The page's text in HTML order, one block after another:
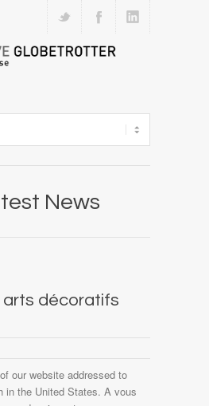
News
arts décoratifs
d'un justificatif). The Musée des Arts Décoratifs fulfils a unique role in the French cultural landscape. Búsquedas similares. How about an Art Nouveau bathroom or an Art Deco living room ? The collection is magnificent and well-displayed - I would definitely. I spent pretty much the whole day seeing everything, including the two current exhibitions, which were excellent. If you would like to experience a Belle Epoque salon or mediaeval bedroom, you will find them here. Alors que les prix des expositions tendent à sâenvoler, la sacro-sainte gratuité des musées le premier dimanche du mois perdure toujours dans bon nombre dâétablissements parisiens. It is a little confusing to navigate but staff were all friendly in helping me find my way when I got lost! PRÊTS ET MOUVEMENTS DâÅUVRES > 70.71 MUSÉE DES ARTS DÉCORATIFS toile, vers 1765 (inv. Billet valable pour toutes les expositions du musée des Arts Décoratifs et pour la visite des collections permanentes. Visitors can discover a bedroom from the 15th century, admire the creations of numerous porcelain factories (Sèvres, Saint-Cloud, etc. Related Searches. We recommend booking Musee des Arts Decoratifs tours ahead of time to secure your spot. Since 2013, the museum also deals with modern design. Il conserve l'une des plus importantes collections d'arts â¦ Les plus fragiles, comme les vêtements, sont particulièrement protégées. 9. - Hotel-de-Ville, Concerts & Shows in 6th Arr. According to Tripadvisor travelers, these are the best ways to experience Musee des Arts Decoratifs: Paris Museum Pass 2 Days (From $71.96) Paris Museums 4 Days Pass (From $92.43) Paris Pass Including Hop-On Hop-Off Bus Tour and Entry to Over 60 Attractions (From $163.78) Rechercher par filtres ... Musée d'Histoire et des Arts Décoratifs (Musée de la Porcelaine) Musée de Folklore, dit aussi Maison Tournaisienne. I travelled from Scotland specifically to see this, and was not disappointed. * Exposition Luxes au Musée des Arts Décoratifs Musée des Arts Décoratifs Jusqu'au 2 mai 2021 . I loved the art deco collection, the throne of Napoleon and the jewelry collection, Some sections under renovations... Great Jewelry collection, Second time in this museum. Find the perfect Musee Des Arts Decoratifs stock photos and editorial news pictures from Getty Images. Les Arts Décoratifs - Nissim de Camondo (collections permanentes et expositions temporaires autres que celles de la Nef) 63 rue de Monceau, Paris 8e - Métro Villiers. Découvrez les 150 musées gratuits ouverts tous les premiers dimanches du mois. Découvrez un patrimoine unique au monde de 2500 objets répartis sur 6 000 m2 ! Hotels with Complimentary Breakfast in Paris, Hotels near Musee National des Arts Asiatiques - Guimet, Hotels near (CDG) Charles De Gaulle Airport, Concerts & Shows in 4th Arr. Quant au Musée des Arts décoratifs contigu, il témoigne des décors intérieurs du XVIIIe siècle en présentant les tissus en situation et une importante collection d'objets, pièces d'ébénisterie et d'orfèvrerie, tapisseries et peintures. The Museum of Decorative Arts and Design (French: Musée des Arts décoratifs et du Design) is a French museum located into a former 18th-century Bordeaux aristocratic mansion, which presents today a collection of Decorative arts and furniture. Its 6,000 objects on view in 10,000 square metres of exhibition space highlight the skills of craftsmen down the centuries, the evolution of styles, technological innovation and the creativity of artists in enriching our day-to-day environment. | Métiers, emplois et formations dans la filière cuir Exposition Le dessin sans réserve. Réservation obligatoire (+ 1â¬ de frais de gestion). ××¨××¡ ××× × ×××. Its chronological itinerary guides visitors through all the major styles and movements, from Gothic to Louis XVI, Art Nouveau, Art Deco and modern design. Restaurants near Musee des Arts Decoratifs: Things to do near Musee des Arts Decoratifs, A conventional museum will display objects out of context - weapons in glass cases or costumes on pedestals - and give no sense of how they were used in real life. Kinneret Rosenbloom Junio 29, 2014. By contrast, the MdAD has a fascinating series of complete rooms - with all the necessary furniture and objects -. Date of experience: January 2016. In addition, the beauty and craftsmanship of the exhibits are exquisite. Very impressive displays and layout in two distinct areas of the museum. 39 rue Bouffard, 33000 Bordeaux vous y rendre. Une centaine dâobjets du monde entier sây déploient entre folie dâhier et raison de demain. See the highlights at the Louvre with a guide, and gain a depth of understanding for famous works such as the 'Mona Lisa' and 'Venus de Milo.' Very beautiful Lalique jewels!!! Sâinterroger sur le luxe aujourdâhui, tel est le pari du musée des Arts décoratifs. Mais sâil était autrefois réduit à ce qui est coûteux et élitiste, il â¦ Elle compte près de 200 000 Åuvres offrant un panorama très large de la création du XVe siècle à nos jours, en Europe et jusquâau Japon. Select from premium Musee Des Arts Decoratifs of the highest quality. Le musée des Arts Décoratifs propose l'exposition Marche et démarche, une histoire de la chaussure qui se déroulera du 7 novembre 2019 au 23 février 2020. Gratuit Les enseignants du 1er et 2nd degré (hors expositions temporaires) 1.039 Fotos. The wealth of these collections enables Les Arts Décoratifs to run a programme of ten to fifteen thematic and monographic exhibitions covering every historic and contemporary aspect of the decorative arts. Nouvelle programmation Découvrez Une saison au Musée des Arts Décoratifs